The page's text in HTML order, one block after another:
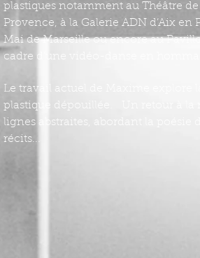
plastiques notamment au Théâtre de
Provence, à la Galerie ADN d’Aix
Mai de Marseille ou encore au
cadre d’une vidéo-danse en
Le travail actuel de Maxime explore
plastique dépouillée. Un retour à la
lignes abstraites, abordant la
récits...